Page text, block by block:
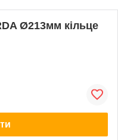
Ø213мм кільце